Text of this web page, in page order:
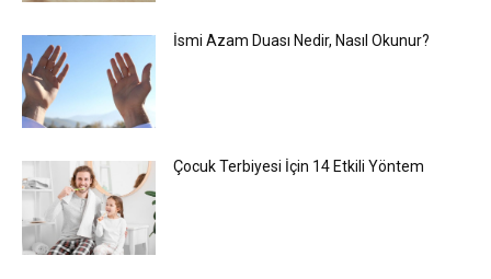
İsmi Azam Duası Nedir, Nasıl Okunur?
Çocuk Terbiyesi İçin 14 Etkili Yöntem